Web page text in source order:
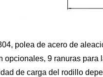
polea de acero de
opcionales, 9 ranuras para
de carga del rodillo